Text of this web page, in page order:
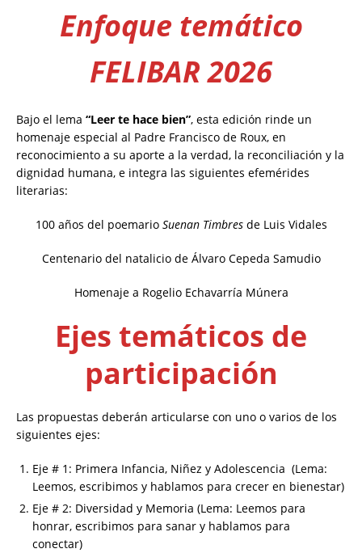
Enfoque temático
FELIBAR 2026
Bajo el lema “Leer te hace bien”, esta edición rinde un
homenaje especial al Padre Francisco de Roux, en
reconocimiento a su aporte a la verdad, la reconciliación y la
dignidad humana, e integra las siguientes efemérides
literarias:
100 años del poemario Suenan Timbresde Luis Vidales
Centenario del natalicio de Álvaro Cepeda Samudio
Homenaje a Rogelio Echavarría Múnera
Ejes temáticos de
participación
Las propuestas deberán articularse con uno o varios de los
siguientes ejes:
Eje # 1: Primera Infancia, Niñez y Adolescencia (Lema:
Leemos, escribimos y hablamos para crecer en bienestar)
Eje # 2: Diversidad y Memoria (Lema: Leemos para
honrar, escribimos para sanar y hablamos para
conectar)